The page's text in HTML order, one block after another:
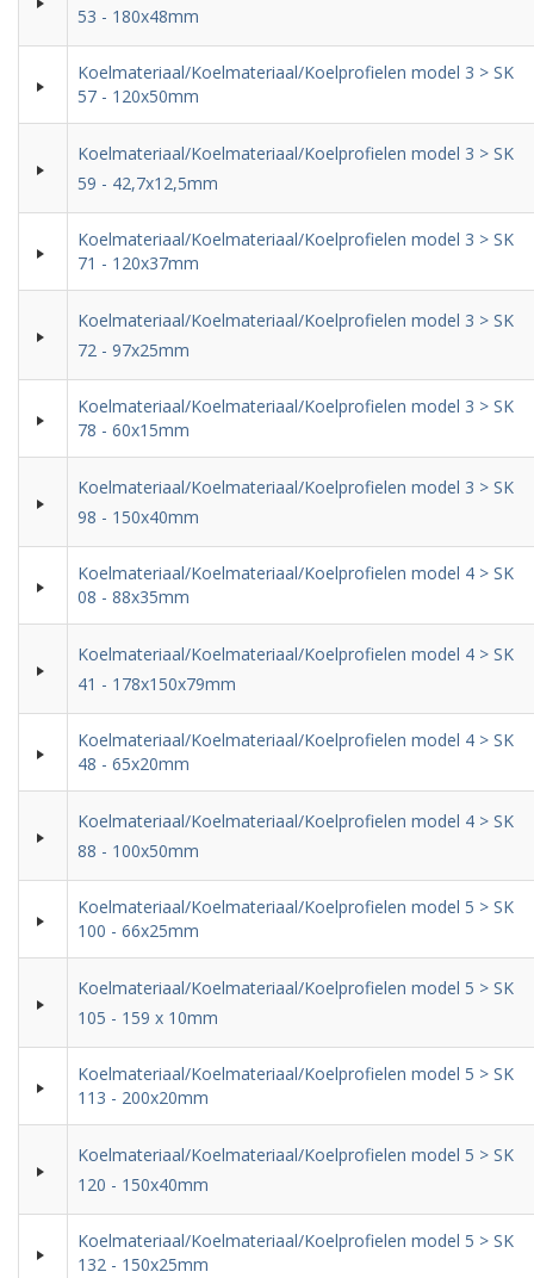
53 - 180x48mm
Koelmateriaal/Koelmateriaal/Koelprofielen model 3 > SK
57 - 120x50mm
Koelmateriaal/Koelmateriaal/Koelprofielen model 3 > SK
59 - 42,7x12,5mm
Koelmateriaal/Koelmateriaal/Koelprofielen model 3 > SK
71 - 120x37mm
Koelmateriaal/Koelmateriaal/Koelprofielen model 3 > SK
72 - 97x25mm
Koelmateriaal/Koelmateriaal/Koelprofielen model 3 > SK
78 - 60x15mm
Koelmateriaal/Koelmateriaal/Koelprofielen model 3 > SK
98 - 150x40mm
Koelmateriaal/Koelmateriaal/Koelprofielen model 4 > SK
08 - 88x35mm
Koelmateriaal/Koelmateriaal/Koelprofielen model 4 > SK
41 - 178x150x79mm
Koelmateriaal/Koelmateriaal/Koelprofielen model 4 > SK
48 - 65x20mm
Koelmateriaal/Koelmateriaal/Koelprofielen model 4 > SK
88 - 100x50mm
Koelmateriaal/Koelmateriaal/Koelprofielen model 5 > SK
100 - 66x25mm
Koelmateriaal/Koelmateriaal/Koelprofielen model 5 > SK
105 - 159 x 10mm
Koelmateriaal/Koelmateriaal/Koelprofielen model 5 > SK
113 - 200x20mm
Koelmateriaal/Koelmateriaal/Koelprofielen model 5 > SK
120 - 150x40mm
Koelmateriaal/Koelmateriaal/Koelprofielen model 5 > SK
132 - 150x25mm